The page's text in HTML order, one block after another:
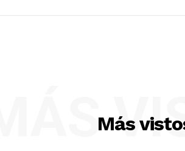
Más
MÁS